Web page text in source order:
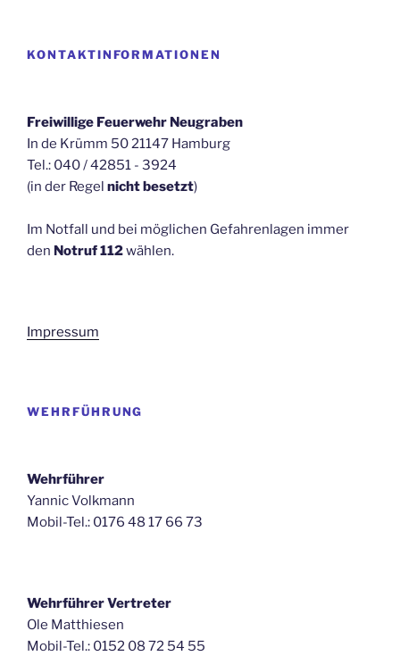
KONTAKTINFORMATIONEN
Freiwillige Feuerwehr Neugraben
In de Krümm 50 21147 Hamburg
Tel.: 040 / 42851 - 3924
(in der Regel nicht besetzt)
Im Notfall und bei möglichen Gefahrenlagen immer
den Notruf 112wählen.
Impressum
WEHRFÜHRUNG
Wehrführer
Yannic Volkmann
Mobil-Tel.: 0176 48 17 66 73
Wehrführer Vertreter
Ole Matthiesen
Mobil-Tel.: 0152 08 72 54 55